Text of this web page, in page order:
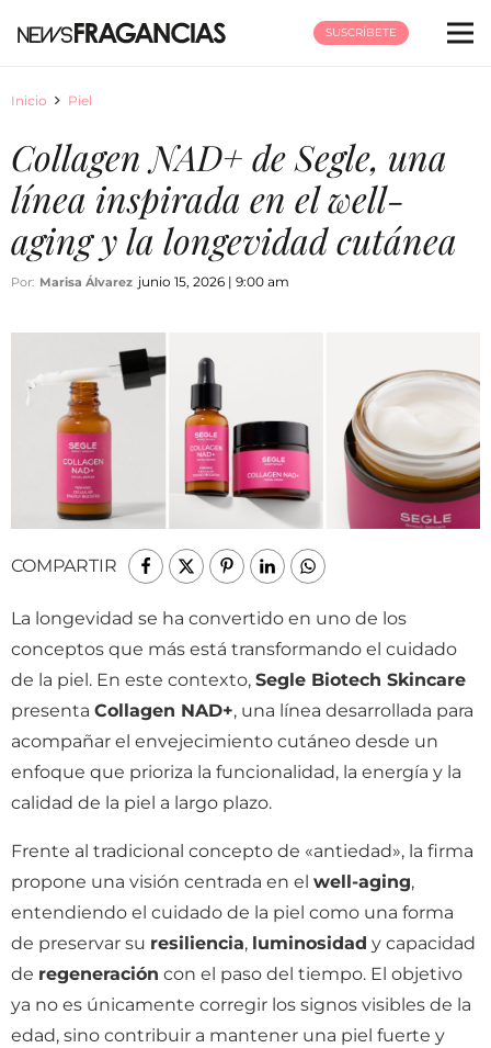
SUSCRÍBETE
Inicio Piel
Collagen NAD+ de Segle, una
línea inspirada en el well-
aging y la longevidad cutánea
Por: Marisa Álvarez junio 15, 2026 | 9:00 am
COMPARTIR
La longevidad se ha convertido en uno de los
conceptos que más está transformando el cuidado
de la piel. En este contexto, Segle Biotech Skincare
presenta Collagen NAD+, una línea desarrollada para
acompañar el envejecimiento cutáneo desde un
enfoque que prioriza la funcionalidad, la energía y la
calidad de la piel a largo plazo.
Frente al tradicional concepto de «antiedad», la firma
propone una visión centrada en el well-aging,
entendiendo el cuidado de la piel como una forma
de preservar su resiliencia, luminosidad y capacidad
de regeneración con el paso del tiempo. El objetivo
ya no es únicamente corregir los signos visibles de la
edad, sino contribuir a mantener una piel fuerte y